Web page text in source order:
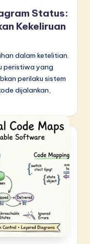
Status:
Kekeliruan
dalam ketelitian.
peristiwa yang
perilaku sistem
dijalankan,